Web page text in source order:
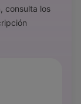
consulta los